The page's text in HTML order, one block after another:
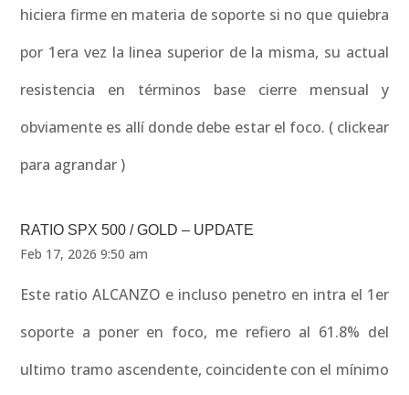
hiciera firme en materia de soporte si no que quiebra
por 1era vez la linea superior de la misma, su actual
resistencia en términos base cierre mensual y
obviamente es allí donde debe estar el foco. ( clickear
para agrandar )
RATIO SPX 500 / GOLD – UPDATE
Feb 17, 2026 9:50 am
Este ratio ALCANZO e incluso penetro en intra el 1er
soporte a poner en foco, me refiero al 61.8% del
ultimo tramo ascendente, coincidente con el mínimo